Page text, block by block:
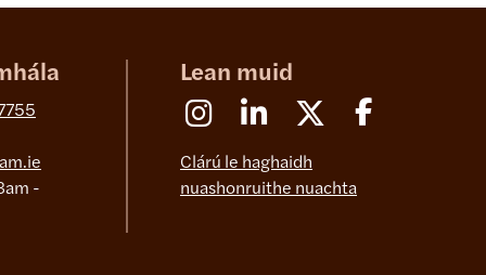
-
Lean muid
InstagramLinkedin X (Formerly Twitter)
Clárú le haghaidh
nuashonruithe nuachta